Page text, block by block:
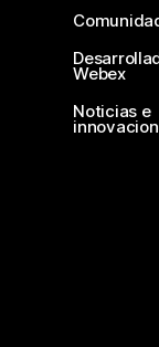
Webex
Noticias e